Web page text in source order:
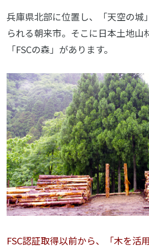
兵庫県北部に位置し、「天空の城
られる朝来市。そこに日本土地山
「FSCの森」があります。
FSC認証取得以前から、「木を活